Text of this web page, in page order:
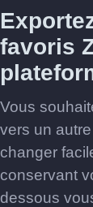
favoris
Vous
vers un
changer
conservant
dessous